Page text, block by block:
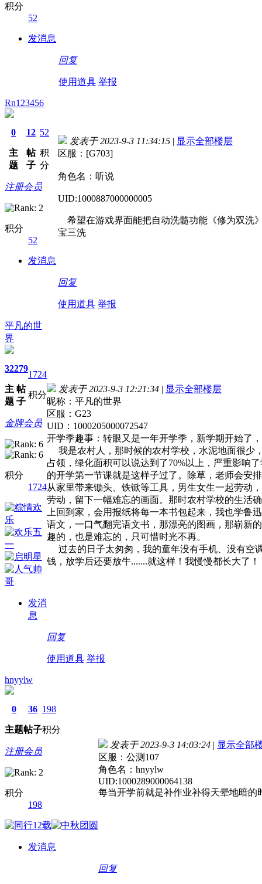
积分
52
发消息
回复
使用道具 举报
Rn123456
0
主
题
12
帖
子
52
积
分
注册会员
积分
52
发消息
发表于 2023-9-3 11:34:15 | 显示全部楼层
区服：[G703]
角色名：听说
UID:1000887000000005
希望在游戏界面能把自动洗髓功能《修为双洗
宝三洗
回复
使用道具 举报
平凡的世
界
32
主
题
279
帖
子
1724
积分
金牌会员
积分
1724
发消
息
发表于 2023-9-3 12:21:34 | 显示全部楼层
昵称：平凡的世界
区服：G23
UID：1000205000072547
开学季趣事：转眼又是一年开学季，新学期开始了
我是农村人，那时候的农村学校，水泥地面很少
占领，绿化面积可以说达到了70%以上，严重影响
的开学第一节课就是这样子过了。除草，老师会安
从家里带来锄头、铁锨等工具，男生女生一起劳动
劳动，留下一幅难忘的画面。那时农村学校的生活
上回到家，会用报纸将每一本书包起来，我也学鲁
语文，一口气翻完语文书，那漂亮的图画，那崭新
趣的，也是难忘的，只可惜时光不再。
过去的日子太匆匆，我的童年没有手机、没有空
钱，放学后还要放牛.......就这样！我慢慢都长大了
回复
使用道具 举报
hnyylw
0
主题
36
帖子
198
积分
注册会员
积分
198
发消息
发表于 2023-9-3 14:03:24 | 显示全部
区服：公测107
角色名：hnyylw
UID:1000289000064138
每当开学前就是补作业补得天晕地暗
回复